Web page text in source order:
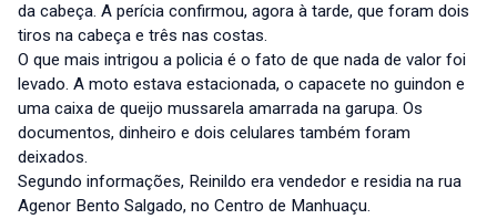
da cabeça. A perícia confirmou, agora à tarde, que foram dois
tiros na cabeça e três nas costas.
O que mais intrigou a policia é o fato de que nada de valor foi
levado. A moto estava estacionada, o capacete no guindon e
uma caixa de queijo mussarela amarrada na garupa. Os
documentos, dinheiro e dois celulares também foram
deixados.
Segundo informações, Reinildo era vendedor e residia na rua
Agenor Bento Salgado, no Centro de Manhuaçu.